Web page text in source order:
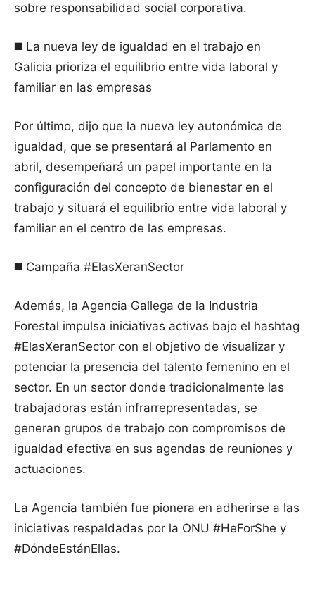
sobre responsabilidad social corporativa.
◼️ La nueva ley de igualdad en el trabajo en
Galicia prioriza el equilibrio entre vida laboral y
familiar en las empresas
Por último, dijo que la nueva ley autonómica de
igualdad, que se presentará al Parlamento en
abril, desempeñará un papel importante en la
configuración del concepto de bienestar en el
trabajo y situará el equilibrio entre vida laboral y
familiar en el centro de las empresas.
◼️ Campaña #ElasXeranSector
Además, la Agencia Gallega de la Industria
Forestal impulsa iniciativas activas bajo el hashtag
#ElasXeranSector con el objetivo de visualizar y
potenciar la presencia del talento femenino en el
sector. En un sector donde tradicionalmente las
trabajadoras están infrarrepresentadas, se
generan grupos de trabajo con compromisos de
igualdad efectiva en sus agendas de reuniones y
actuaciones.
La Agencia también fue pionera en adherirse a las
iniciativas respaldadas por la ONU #HeForShe y
#DóndeEstánEllas.